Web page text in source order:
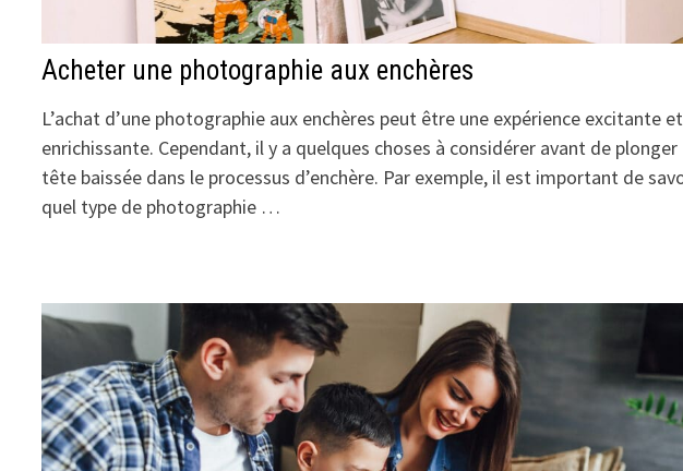
Acheter une photographie aux enchères
L’achat d’une photographie aux enchères peut être une expérience excitante et
enrichissante. Cependant, il y a quelques choses à considérer avant de plonger
tête baissée dans le processus d’enchère. Par exemple, il est important de
quel type de photographie …